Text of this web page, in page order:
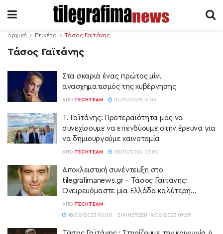
Αρχική Ετικέτα Τάσος Γαϊτάνης
Τάσος Γαϊτάνης
Στα σκαριά ένας πρώτος μίνι
ανασχηματισμός της κυβέρνησης
ΑΠΌ TECHTEAM 01/12/2025 16:05
Τ. Γαϊτάνης: Προτεραιότητα μας να
συνεχίσουμε να επενδύουμε στην έρευνα για
να δημιουργούμε καινοτομία
ΑΠΌ TECHTEAM 09/10/2024 03:00
Αποκλειστική συνέντευξη στο
tilegrafimanews.gr – Τάσος Γαϊτάνης:
Ονειρευόμαστε μια Ελλάδα καλύτερη…
ΑΠΌ TECHTEAM
18/06/2023 05:00 - ΕΝΗΜΈΡΩΣΗ 19/06/2023 09:29